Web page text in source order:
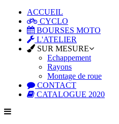
ACCUEIL
CYCLO
BOURSES MOTO
L'ATELIER
SUR MESURE
Echappement
Rayons
Montage de roue
CONTACT
CATALOGUE 2020